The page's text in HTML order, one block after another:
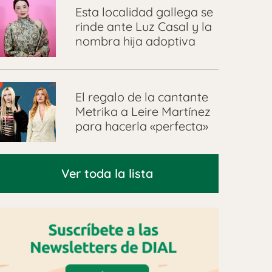
Esta localidad gallega se
rinde ante Luz Casal y la
nombra hija adoptiva
El regalo de la cantante
Metrika a Leire Martínez
para hacerla «perfecta»
Ver toda la lista